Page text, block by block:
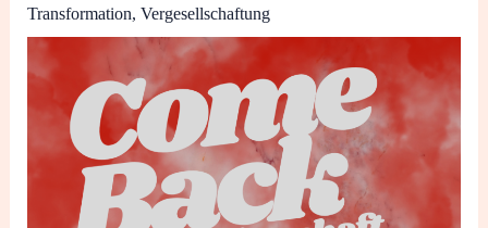
Transformation,Vergesellschaftung